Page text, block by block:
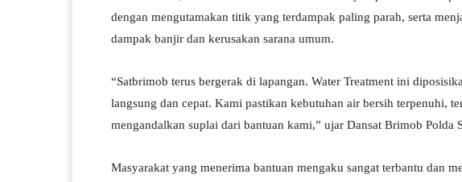
dengan mengutamakan titik yang terdampak paling parah, serta
dampak banjir dan kerusakan sarana umum.
“Satbrimob terus bergerak di lapangan. Water Treatment ini
langsung dan cepat. Kami pastikan kebutuhan air bersih terpenuhi,
mengandalkan suplai dari bantuan kami,” ujar Dansat Brimob Polda
Masyarakat yang menerima bantuan mengaku sangat terbantu dan